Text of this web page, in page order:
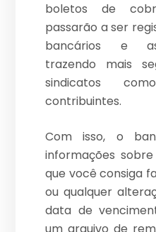
boletos de
passarão a ser
bancários e
trazendo mais
sindicatos
contribuintes.
Com isso, o
informações
que você consiga
ou qualquer
data de